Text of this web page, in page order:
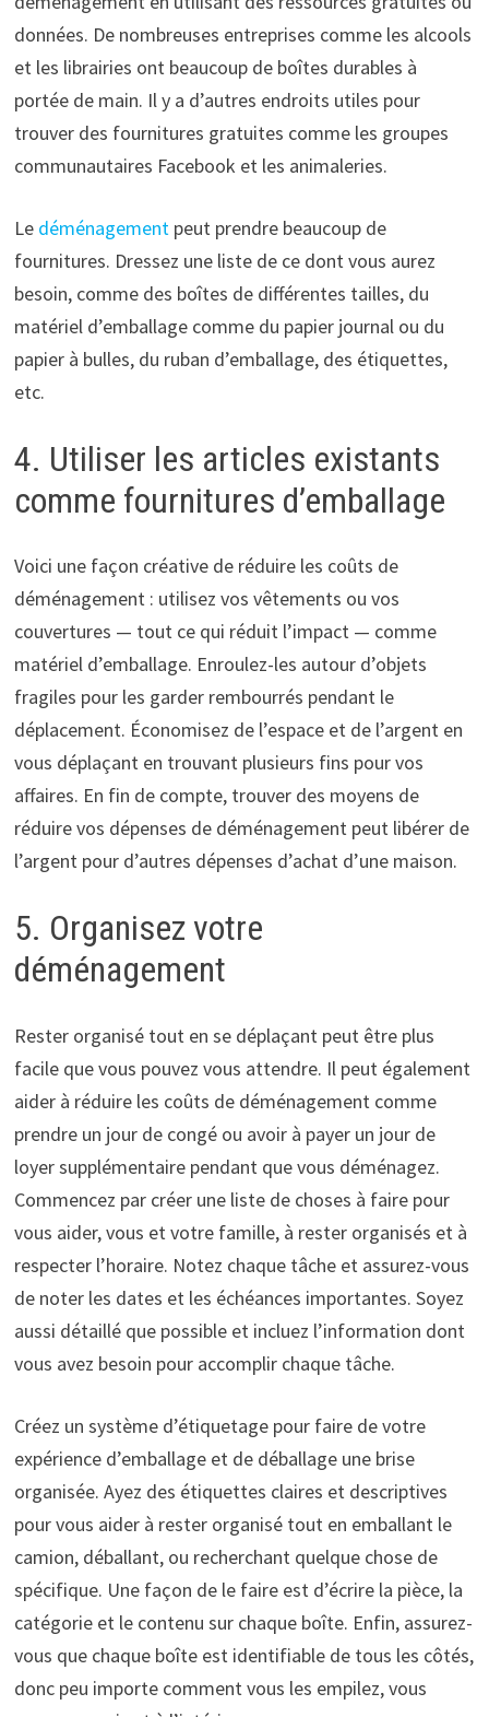
données. De nombreuses entreprises comme les alcools
et les librairies ont beaucoup de boîtes durables à
portée de main. Il y a d’autres endroits utiles pour
trouver des fournitures gratuites comme les groupes
communautaires Facebook et les animaleries.
Le déménagement peut prendre beaucoup de
fournitures. Dressez une liste de ce dont vous aurez
besoin, comme des boîtes de différentes tailles, du
matériel d’emballage comme du papier journal ou du
papier à bulles, du ruban d’emballage, des étiquettes,
etc.
4. Utiliser les articles existants
comme fournitures d’emballage
Voici une façon créative de réduire les coûts de
déménagement : utilisez vos vêtements ou vos
couvertures — tout ce qui réduit l’impact — comme
matériel d’emballage. Enroulez-les autour d’objets
fragiles pour les garder rembourrés pendant le
déplacement. Économisez de l’espace et de l’argent en
vous déplaçant en trouvant plusieurs fins pour vos
affaires. En fin de compte, trouver des moyens de
réduire vos dépenses de déménagement peut libérer de
l’argent pour d’autres dépenses d’achat d’une maison.
5. Organisez votre
déménagement
Rester organisé tout en se déplaçant peut être plus
facile que vous pouvez vous attendre. Il peut également
aider à réduire les coûts de déménagement comme
prendre un jour de congé ou avoir à payer un jour de
loyer supplémentaire pendant que vous déménagez.
Commencez par créer une liste de choses à faire pour
vous aider, vous et votre famille, à rester organisés et à
respecter l’horaire. Notez chaque tâche et assurez-vous
de noter les dates et les échéances importantes. Soyez
aussi détaillé que possible et incluez l’information dont
vous avez besoin pour accomplir chaque tâche.
Créez un système d’étiquetage pour faire de votre
expérience d’emballage et de déballage une brise
organisée. Ayez des étiquettes claires et descriptives
pour vous aider à rester organisé tout en emballant le
camion, déballant, ou recherchant quelque chose de
spécifique. Une façon de le faire est d’écrire la pièce, la
catégorie et le contenu sur chaque boîte. Enfin, assurez-
vous que chaque boîte est identifiable de tous les côtés,
donc peu importe comment vous les empilez, vous